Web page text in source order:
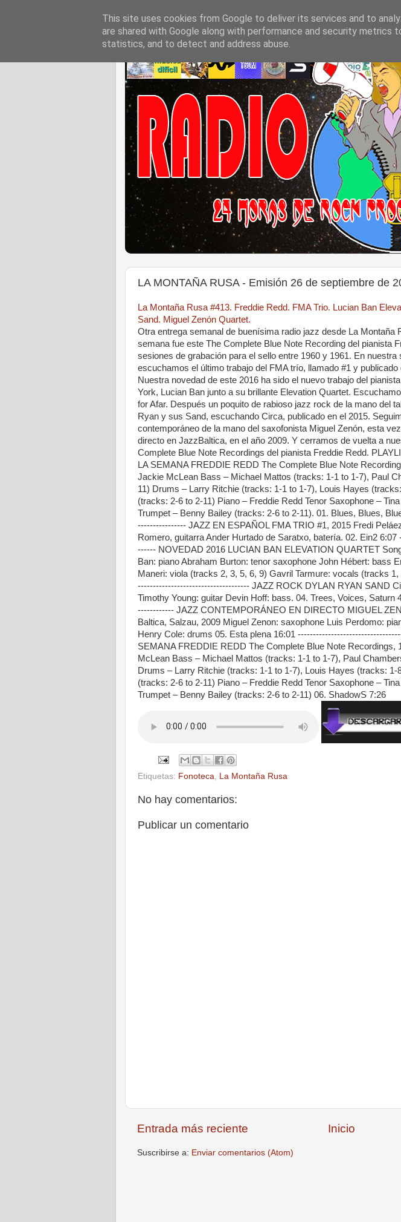
LA MONTAÑA RUSA - Emisión 26 de septiembre de
La Montaña Rusa #413. Freddie Redd. FMA Trio. Lucian Ban
Sand. Miguel Zenón Quartet.
Otra entrega semanal de buenísima radio jazz desde La Montaña
semana fue este The Complete Blue Note Recording del pianista
sesiones de grabación para el sello entre 1960 y 1961. En
escuchamos el último trabajo del FMA trío, llamado #1 y
Nuestra novedad de este 2016 ha sido el nuevo trabajo del
York, Lucian Ban junto a su brillante Elevation Quartet.
for Afar. Después un poquito de rabioso jazz rock de la mano del
Ryan y sus Sand, escuchando Circa, publicado en el 2015.
contemporáneo de la mano del saxofonista Miguel Zenón, esta
directo en JazzBaltica, en el año 2009. Y cerramos de vuelta a
Complete Blue Note Recordings del pianista Freddie Redd.
LA SEMANA FREDDIE REDD The Complete Blue Note
Jackie McLean Bass – Michael Mattos (tracks: 1-1 to 1-7), Paul
11) Drums – Larry Ritchie (tracks: 1-1 to 1-7), Louis Hayes
(tracks: 2-6 to 2-11) Piano – Freddie Redd Tenor Saxophone –
Trumpet – Benny Bailey (tracks: 2-6 to 2-11). 01. Blues, Blues,
---------------- JAZZ EN ESPAÑOL FMA TRIO #1, 2015 Fredi
Romero, guitarra Ander Hurtado de Saratxo, batería. 02. Ein2
------ NOVEDAD 2016 LUCIAN BAN ELEVATION QUARTET
Ban: piano Abraham Burton: tenor saxophone John Hébert: bass
Maneri: viola (tracks 2, 3, 5, 6, 9) Gavril Tarmure: vocals (tracks
------------------------------------- JAZZ ROCK DYLAN RYAN SAND
Timothy Young: guitar Devin Hoff: bass. 04. Trees, Voices,
------------ JAZZ CONTEMPORÁNEO EN DIRECTO MIGUEL
Baltica, Salzau, 2009 Miguel Zenon: saxophone Luis Perdomo:
Henry Cole: drums 05. Esta plena 16:01
SEMANA FREDDIE REDD The Complete Blue Note Recordings,
McLean Bass – Michael Mattos (tracks: 1-1 to 1-7), Paul
Drums – Larry Ritchie (tracks: 1-1 to 1-7), Louis Hayes (tracks: 1-
(tracks: 2-6 to 2-11) Piano – Freddie Redd Tenor Saxophone –
Trumpet – Benny Bailey (tracks: 2-6 to 2-11) 06. ShadowS 7:26
Etiquetas: Fonoteca, La Montaña Rusa
No hay comentarios:
Publicar un comentario
Entrada más reciente Inicio
Suscribirse a: Enviar comentarios (Atom)
This site uses cookies from Google to deliver its services and to
are shared with Google along with performance and security metrics
statistics, and to detect and address abuse.